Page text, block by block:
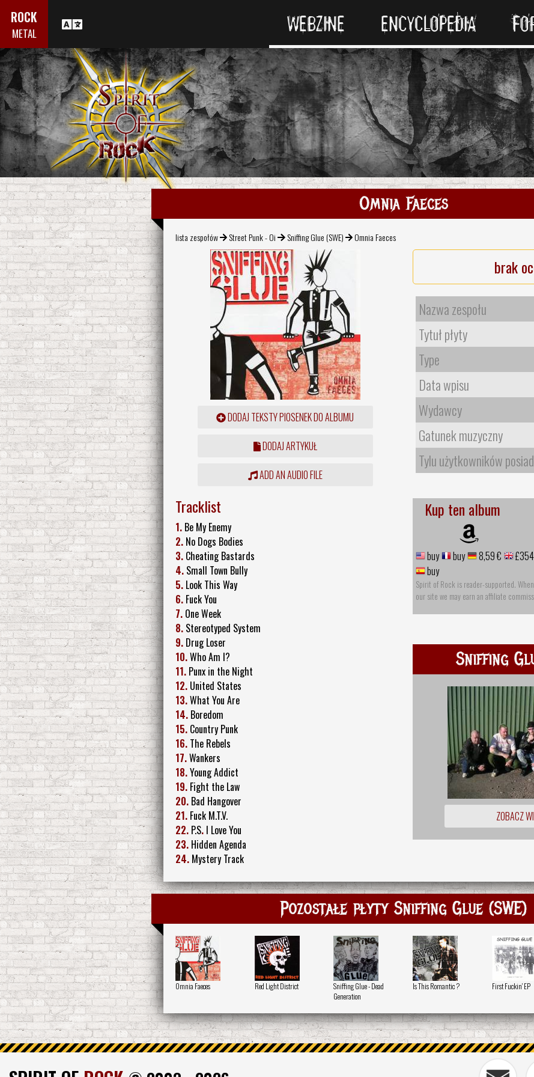
ROCK
METAL WEBZINE ENCYCLOPEDIA
Omnia Faeces
lista zespołów Street Punk - Oi Sniffing Glue (SWE) Omnia Faeces
DODAJ TEKSTY PIOSENEK DO ALBUMU
DODAJ ARTYKUŁ
ADD AN AUDIO FILE
brak
Nazwa zespołu
Tytuł płyty
Type
Data wpisu
Wydawcy
Gatunek muzyczny
Tylu użytkowników
Tracklist
1. Be My Enemy
2. No Dogs Bodies
3. Cheating Bastards
4. Small Town Bully
5. Look This Way
6. Fuck You
7. One Week
8. Stereotyped System
9. Drug Loser
10.Who Am I?
11. Punx in the Night
12. United States
13.What You Are
14. Boredom
15. Country Punk
16. The Rebels
17.Wankers
18.Young Addict
19. Fight the Law
20. Bad Hangover
21. Fuck M.T.V.
22. P.S. I Love You
23. Hidden Agenda
24. Mystery Track
Kup ten album
buy buy 8,59 €
buy
Spirit of Rock is reader-supported.
our site we may earn an affiliate
Sniffing
ZOBACZ
Pozostałe płyty Sniffing Glue (SWE)
Omnia Faeces Red Light District
Sniffing Glue - Dead
Generation
Is This Romantic ? First Fuckin' EP